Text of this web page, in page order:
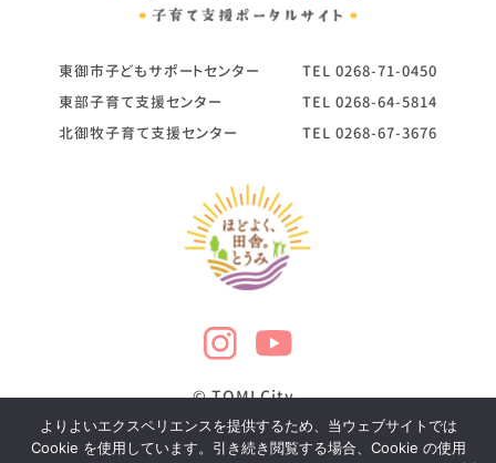
東御市子どもサポートセンター TEL 0268-71-0450
東部子育て支援センター
TEL 0268-64-5814
北御牧子育て支援センター
TEL 0268-67-3676
© TOMI City
よりよいエクスペリエンスを提供するため、当ウェブサイトでは
Cookie を使用しています。引き続き閲覧する場合、Cookie の使用